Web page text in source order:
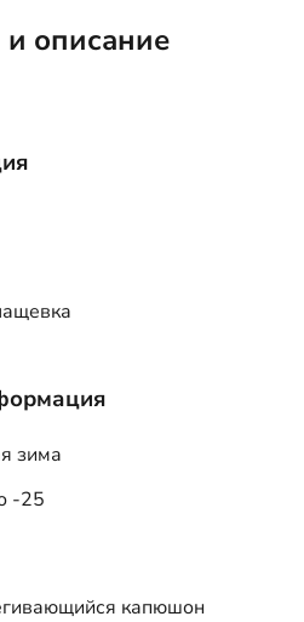
и описание
зима
-25
капюшон